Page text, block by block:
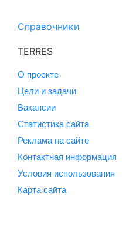
Справочники
TERRES
О проекте
Цели и задачи
Вакансии
Статистика сайта
Реклама на сайте
Контактная информация
Условия использования
Карта сайта